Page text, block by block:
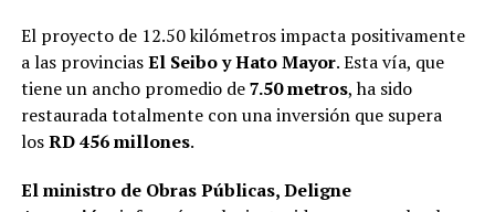
El proyecto de 12.50 kilómetros impacta positivamente
a las provinciasEl Seibo y Hato Mayor. Esta vía, que
tiene un ancho promedio de7.50 metros, ha sido
restaurada totalmente con una inversión que supera
losRD 456 millones.
El ministro de Obras Públicas, Deligne